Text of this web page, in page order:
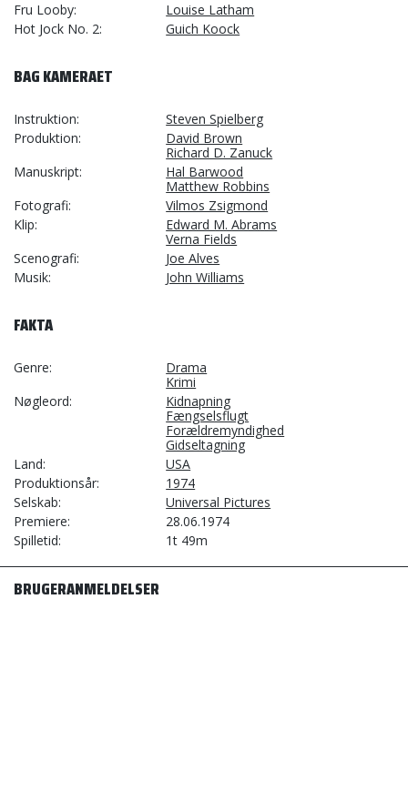
Fru Looby
Louise Latham
Hot Jock No. 2
Guich Koock
BAG KAMERAET
Instruktion
Steven Spielberg
Produktion
David Brown
Richard D. Zanuck
Manuskript
Hal Barwood
Matthew Robbins
Fotografi
Vilmos Zsigmond
Klip
Edward M. Abrams
Verna Fields
Scenografi
Joe Alves
Musik
John Williams
FAKTA
Genre
Drama
Krimi
Nøgleord
Kidnapning
Fængselsflugt
Forældremyndighed
Gidseltagning
Land
USA
Produktionsår
1974
Selskab
Universal Pictures
Premiere
28.06.1974
Spilletid
1t 49m
BRUGERANMELDELSER